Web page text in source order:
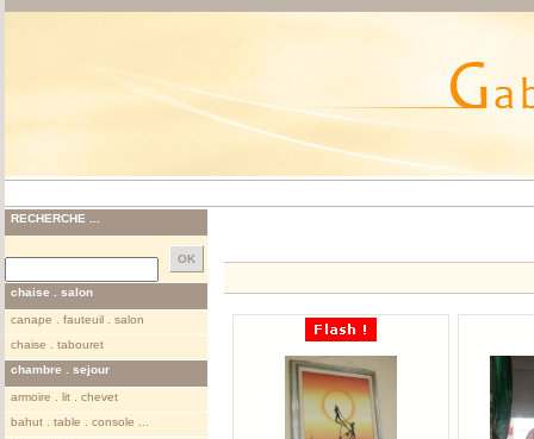
RECHERCHE ...
chaise . salon
canape . fauteuil . salon
chaise . tabouret
chambre . sejour
armoire . lit . chevet
bahut . table . console ...